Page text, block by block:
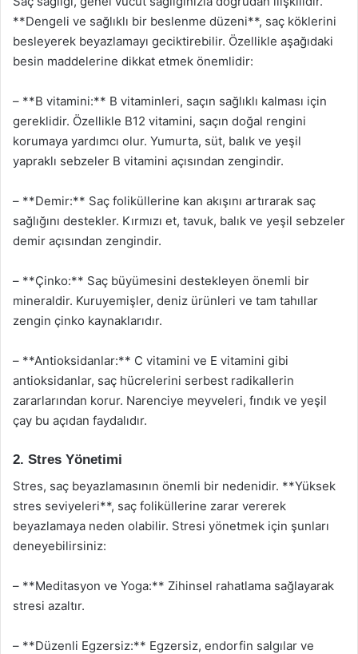
**Dengeli ve sağlıklı bir beslenme düzeni**, saç köklerini
besleyerek beyazlamayı geciktirebilir. Özellikle aşağıdaki
besin maddelerine dikkat etmek önemlidir:
– **B vitamini:** B vitaminleri, saçın sağlıklı kalması için
gereklidir. Özellikle B12 vitamini, saçın doğal rengini
korumaya yardımcı olur. Yumurta, süt, balık ve yeşil
yapraklı sebzeler B vitamini açısından zengindir.
– **Demir:** Saç foliküllerine kan akışını artırarak saç
sağlığını destekler. Kırmızı et, tavuk, balık ve yeşil sebzeler
demir açısından zengindir.
– **Çinko:** Saç büyümesini destekleyen önemli bir
mineraldir. Kuruyemişler, deniz ürünleri ve tam tahıllar
zengin çinko kaynaklarıdır.
– **Antioksidanlar:** C vitamini ve E vitamini gibi
antioksidanlar, saç hücrelerini serbest radikallerin
zararlarından korur. Narenciye meyveleri, fındık ve yeşil
çay bu açıdan faydalıdır.
2. Stres Yönetimi
Stres, saç beyazlamasının önemli bir nedenidir. **Yüksek
stres seviyeleri**, saç foliküllerine zarar vererek
beyazlamaya neden olabilir. Stresi yönetmek için şunları
deneyebilirsiniz:
– **Meditasyon ve Yoga:** Zihinsel rahatlama sağlayarak
stresi azaltır.
– **Düzenli Egzersiz:** Egzersiz, endorfin salgılar ve